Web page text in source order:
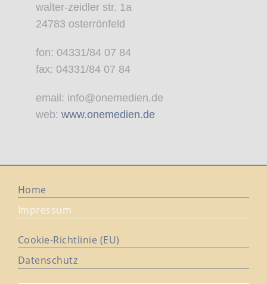
walter-zeidler str. 1a
24783 osterrönfeld
fon: 04331/84 07 84
fax: 04331/84 07 84
email: info@onemedien.de
web: www.onemedien.de
Home
Impressum
Cookie-Richtlinie (EU)
Datenschutz